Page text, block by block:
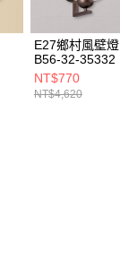
E27鄉村風壁燈
B56-32-35332
NT$770
NT$4,620